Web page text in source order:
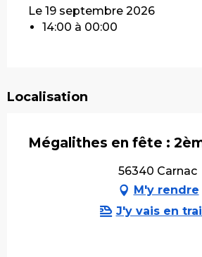
Le 19 septembre 2026
14:00 à 00:00
Localisation
Mégalithes en fête :
56340 Carnac
M'y rendre
J'y vais en